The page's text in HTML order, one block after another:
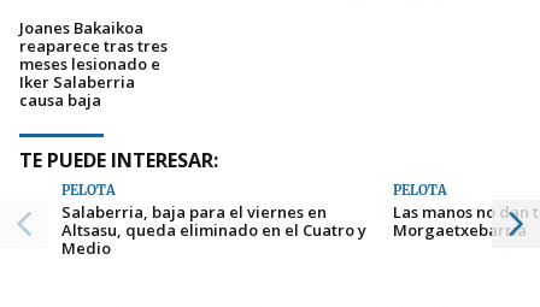
Joanes Bakaikoa
reaparece tras tres
meses lesionado e
Iker Salaberria
causa baja
TE PUEDE INTERESAR:
PELOTA
Salaberria, baja para el viernes en
Altsasu, queda eliminado en el Cuatro y
Medio
PELOTA
Las manos no dan
Morgaetxebarria